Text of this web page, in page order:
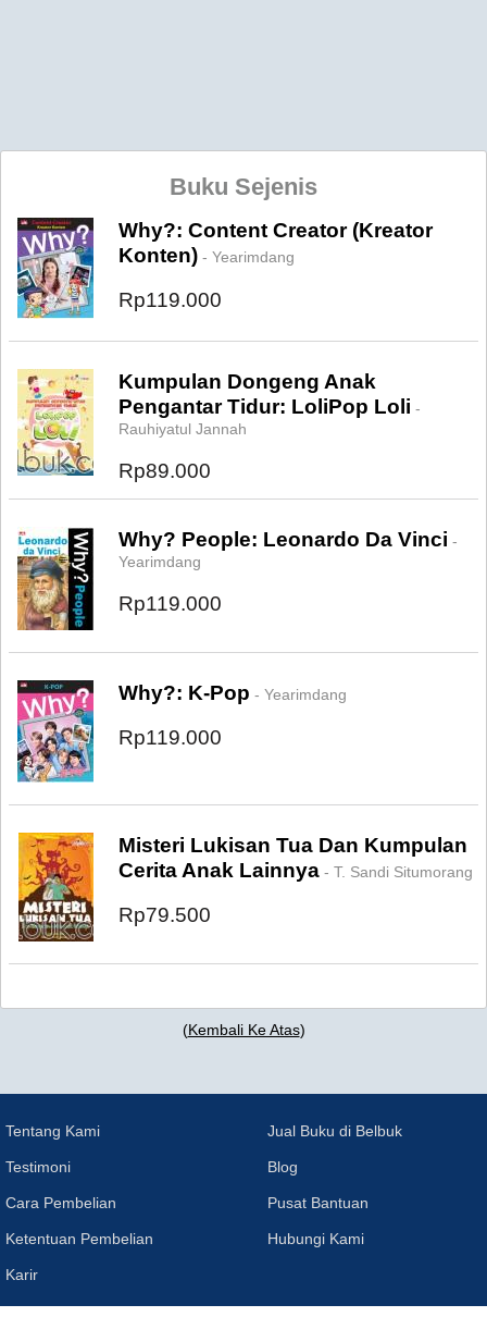
Buku Sejenis
Why?: Content Creator (Kreator
Konten) - Yearimdang
Rp119.000
Kumpulan Dongeng Anak
Pengantar Tidur: LoliPop Loli -
Rauhiyatul Jannah
Rp89.000
Why? People: Leonardo Da Vinci -
Yearimdang
Rp119.000
Why?: K-Pop - Yearimdang
Rp119.000
Misteri Lukisan Tua Dan Kumpulan
Cerita Anak Lainnya - T. Sandi Situmorang
Rp79.500
(Kembali Ke Atas)
Tentang Kami
Testimoni
Cara Pembelian
Ketentuan Pembelian
Karir
Jual Buku di Belbuk
Blog
Pusat Bantuan
Hubungi Kami